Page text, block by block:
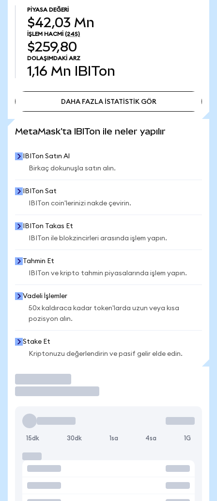
PIYASA DEĞERI
$42,03 Mn
İŞLEM HACMI (24S)
$259,80
DOLAŞIMDAKI ARZ
1,16 Mn IBITon
DAHA FAZLA İSTATİSTİK GÖR
MetaMask'ta IBITon ile neler yapılır
IBITon Satın Al
Birkaç dokunuşla satın alın.
IBITon Sat
IBITon coin'lerinizi nakde çevirin.
IBITon Takas Et
IBITon ile blokzincirleri arasında işlem yapın.
Tahmin Et
IBITon ve kripto tahmin piyasalarında işlem yapın.
Vadeli İşlemler
50x kaldıraca kadar token'larda uzun veya kısa
pozisyon alın.
Stake Et
Kriptonuzu değerlendirin ve pasif gelir elde edin.
15dk 30dk 1sa 4sa 1G